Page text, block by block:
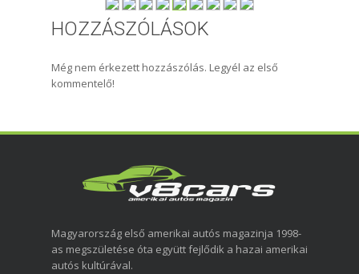
HOZZÁSZÓLÁSOK
Még nem érkezett hozzászólás. Legyél az első
kommentelő!
Magyarország első amerikai autós magazinja 1998-
as megszületése óta együtt fejlődik a hazai amerikai
autós kultúrával.